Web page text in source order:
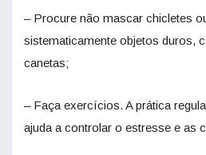
– Procure não mascar chicletes
sistematicamente objetos duros,
canetas;
– Faça exercícios. A prática
ajuda a controlar o estresse e as